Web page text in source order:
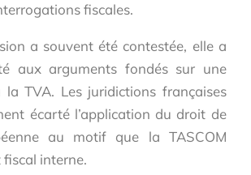
fiscales.
a souvent été contestée, elle a
aux arguments fondés sur une
la TVA. Les juridictions françaises
écarté l’application du droit de
au motif que la TASCOM
interne.